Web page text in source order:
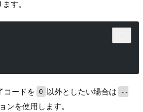
す。
コードを 0 以外としたい場合は
--
ンを使用します。